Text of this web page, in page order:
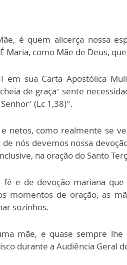
é quem alicerça nossa
Maria, como Mãe de Deus,
em sua Carta Apostólica
de graça’ sente
(Lc 1,38)”.
netos, como realmente se
nós devemos nossa
na oração do Santo
e de devoção mariana
momentos de oração, as
sozinhos.
mãe, e quase sempre
durante a Audiência Geral